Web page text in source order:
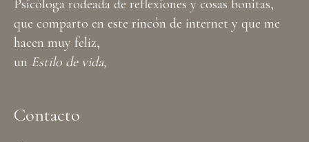
Psicóloga rodeada de reflexiones y cosas bonitas,
que comparto en este rincón de internet y que me
hacen muy feliz,
un Estilo de vida,
Contacto